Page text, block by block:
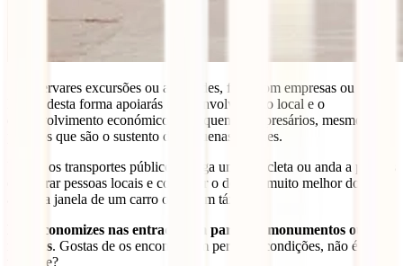
Se reservares excursões ou atividades, fá-lo com empresas ou guias
locais, desta forma apoiarás o desenvolvimento local e o
desenvolvimento económico de pequenos empresários, mesmo
projetos que são o sustento de pequenas cidades.
Utiliza os transportes públicos, aluga uma bicicleta ou anda a pé: irás
encontrar pessoas locais e conhecer o destino muito melhor do que
atrás da janela de um carro ou de um táxi.
Não economizes nas entradas em parques, monumentos ou
museus. Gostas de os encontrar em perfeitas condições, não é
verdade?